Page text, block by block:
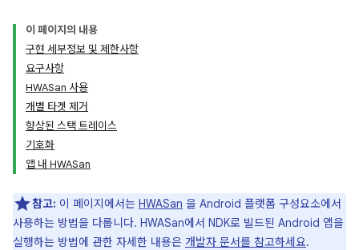
이 페이지의 내용
구현 세부정보 및 제한사항
요구사항
HWASan 사용
개별 타겟 제거
향상된 스택 트레이스
기호화
앱 내 HWASan
참고: 이 페이지에서는 HWASan 을 Android 플랫폼 구성요소에서
사용하는 방법을 다룹니다. HWASan에서 NDK로 빌드된 Android 앱을
실행하는 방법에 관한 자세한 내용은 개발자 문서를 참고하세요.